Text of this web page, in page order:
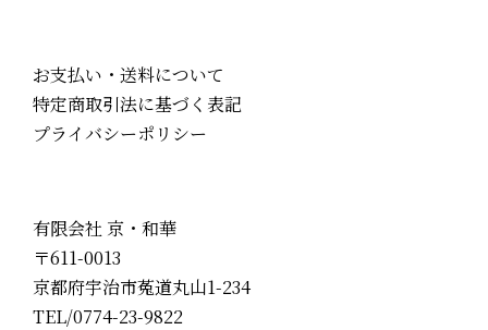
お支払い・送料について
特定商取引法に基づく表記
プライバシーポリシー
有限会社 京・和華
〒611-0013
京都府宇治市菟道丸山1-234
TEL/0774-23-9822